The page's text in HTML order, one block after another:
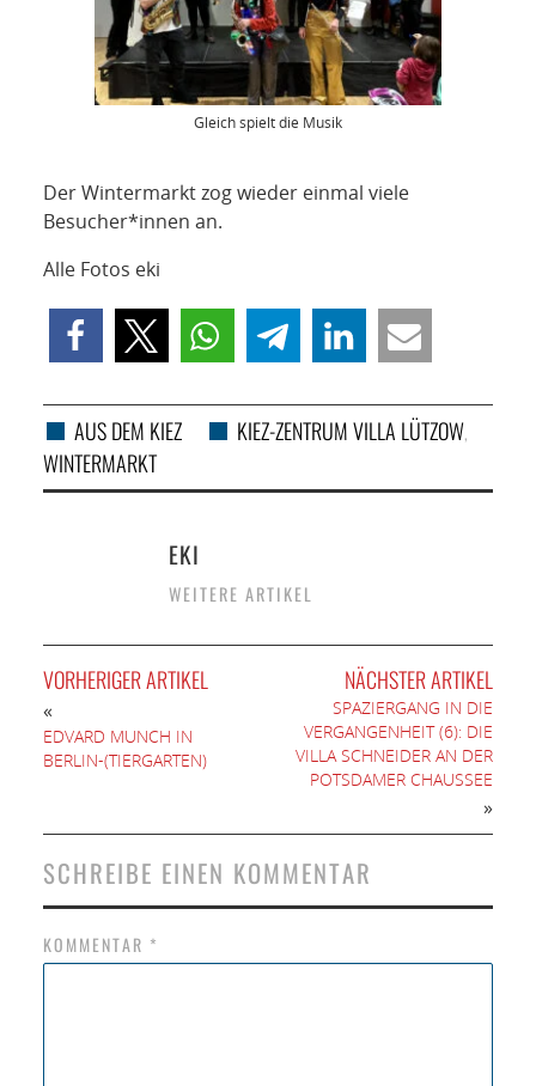
Gleich spielt die Musik
Der Wintermarkt zog wieder einmal viele
Besucher*innen an.
Alle Fotos eki
AUS DEM KIEZ KIEZ-ZENTRUM VILLA LÜTZOW,
WINTERMARKT
EKI
WEITERE ARTIKEL
VORHERIGER ARTIKEL
«
EDVARD MUNCH IN
BERLIN-(TIERGARTEN)
NÄCHSTER ARTIKEL
SPAZIERGANG IN DIE
VERGANGENHEIT (6): DIE
VILLA SCHNEIDER AN DER
POTSDAMER CHAUSSEE
»
SCHREIBE EINEN KOMMENTAR
KOMMENTAR *